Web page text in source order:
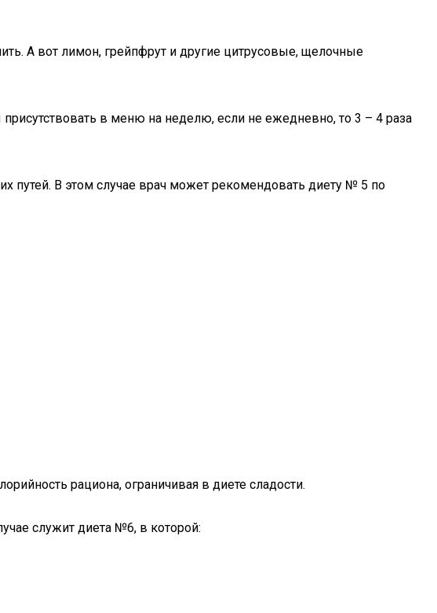
А вот лимон, грейпфрут и другие цитрусовые, щелочные
в меню на неделю, если не ежедневно, то 3 – 4 раза
путей. В этом случае врач может рекомендовать диету № 5 по
рациона, ограничивая в диете сладости.
служит диета №6, в которой: